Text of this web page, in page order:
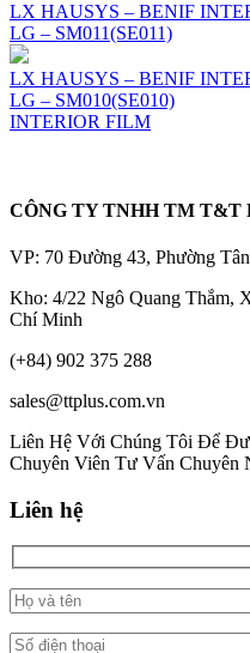
LX HAUSYS – BENIF
LG – SM011(SE011)
LX HAUSYS – BENIF
LG – SM010(SE010)
INTERIOR FILM
CÔNG TY TNHH TM T&T
VP: 70 Đường 43, Phường
Kho: 4/22 Ngô Quang Thắm,
Chí Minh
(+84) 902 375 288
sales@ttplus.com.vn
Liên Hệ Với Chúng Tôi Để
Chuyên Viên Tư Vấn Chuyên
Liên hệ